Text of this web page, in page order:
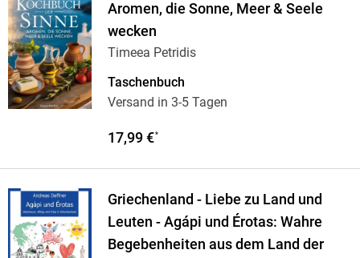
Aromen, die Sonne, Meer & Seele
wecken
Timeea Petridis
Taschenbuch
Versand in 3-5 Tagen
17,99 €*
Griechenland - Liebe zu Land und
Leuten - Agápi und Érotas: Wahre
Begebenheiten aus dem Land der